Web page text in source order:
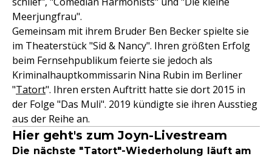
Meerjungfrau".
Gemeinsam mit ihrem Bruder Ben Becker spielte sie
im Theaterstück "Sid & Nancy". Ihren größten Erfolg
beim Fernsehpublikum feierte sie jedoch als
Kriminalhauptkommissarin Nina Rubin im Berliner
"Tatort". Ihren ersten Auftritt hatte sie dort 2015 in
der Folge "Das Muli". 2019 kündigte sie ihren Ausstieg
aus der Reihe an.
Hier geht's zum Joyn-Livestream
Die nächste "Tatort"-Wiederholung läuft am